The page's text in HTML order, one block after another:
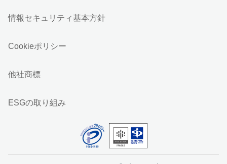
情報セキュリティ基本方針
Cookieポリシー
他社商標
ESGの取り組み